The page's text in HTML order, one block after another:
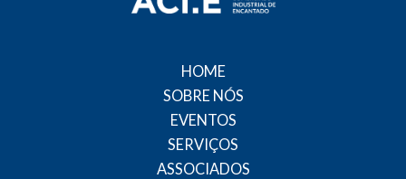
HOME
SOBRE NÓS
EVENTOS
SERVIÇOS
ASSOCIADOS